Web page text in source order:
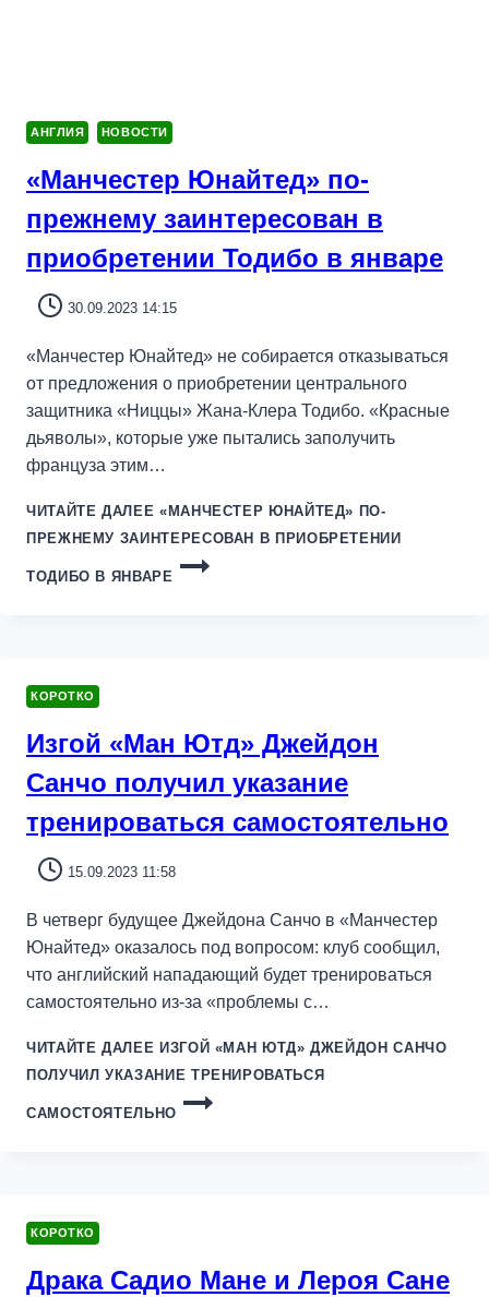
АНГЛИЯ НОВОСТИ
«Манчестер Юнайтед» по-
прежнему заинтересован в
приобретении Тодибо в январе
30.09.2023 14:15
«Манчестер Юнайтед» не собирается отказываться
от предложения о приобретении центрального
защитника «Ниццы» Жана-Клера Тодибо. «Красные
дьяволы», которые уже пытались заполучить
француза этим…
ЧИТАЙТЕ ДАЛЕЕ «МАНЧЕСТЕР ЮНАЙТЕД» ПО-
ПРЕЖНЕМУ ЗАИНТЕРЕСОВАН В ПРИОБРЕТЕНИИ
ТОДИБО В ЯНВАРЕ
КОРОТКО
Изгой «Ман Ютд» Джейдон
Санчо получил указание
тренироваться самостоятельно
15.09.2023 11:58
В четверг будущее Джейдона Санчо в «Манчестер
Юнайтед» оказалось под вопросом: клуб сообщил,
что английский нападающий будет тренироваться
самостоятельно из-за «проблемы с…
ЧИТАЙТЕ ДАЛЕЕ ИЗГОЙ «МАН ЮТД» ДЖЕЙДОН САНЧО
ПОЛУЧИЛ УКАЗАНИЕ ТРЕНИРОВАТЬСЯ
САМОСТОЯТЕЛЬНО
КОРОТКО
Драка Садио Мане и Лероя Сане